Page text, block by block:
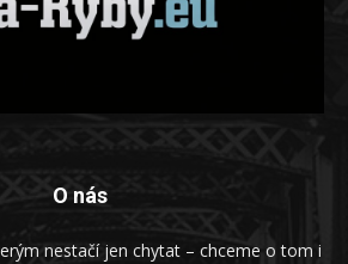
O nás
nestačí jen chytat – chceme o tom i